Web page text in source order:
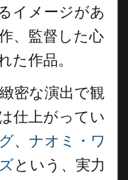
イメージがあ
、監督した心
た作品。
密な演出で観
仕上がってい
、 ナオミ・ワ
という、実力